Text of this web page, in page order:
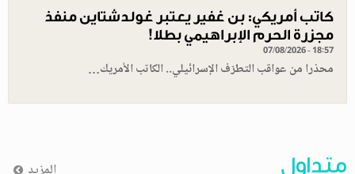
كاتب أمريكي: بن غفير يعتبر غولدشتاين منفذ
مجزرة الحرم الإبراهيمي بطلا!
07/08/2026 - 18:57
محذرا من عواقب التطرّف الإسرائيلي.. الكاتب الأمريك…
متداول